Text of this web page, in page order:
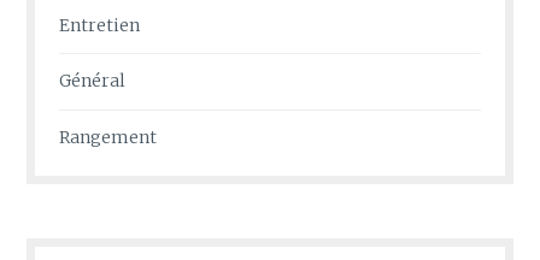
Entretien
Général
Rangement